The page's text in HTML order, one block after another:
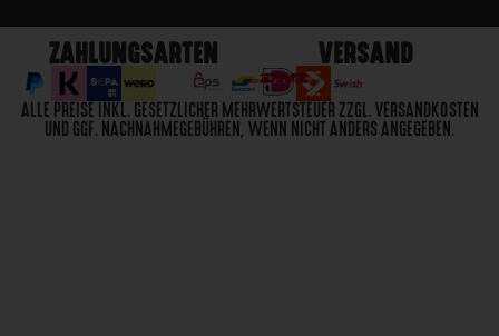
ZAHLUNGSARTEN VERSAND
ALLE PREISE INKL. GESETZLICHER MEHRWERTSTEUER ZZGL. VERSANDKOSTEN
UND GGF. NACHNAHMEGEBÜHREN, WENN NICHT ANDERS ANGEGEBEN.